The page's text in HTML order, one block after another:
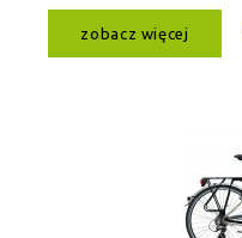
zobacz więcej